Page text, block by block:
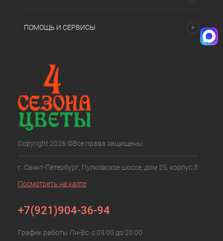
ПОМОЩЬ И СЕРВИСЫ
Copyright 2026 ©Все права защищены.
г. Санкт-Петербург, Пулковское шоссе, дом 25, корпус 3
Посмотреть на карте
+7(921)904-36-94
График работы Пн-Вс: с 09.00 до 20.00